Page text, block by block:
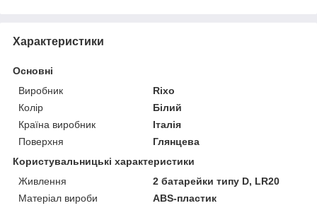
Характеристики
Основні
Виробник
Rixo
Колір
Білий
Країна виробник
Італія
Поверхня
Глянцева
Користувальницькі характеристики
Живлення
2 батарейки типу D, LR20
Матеріал вироби
ABS-пластик